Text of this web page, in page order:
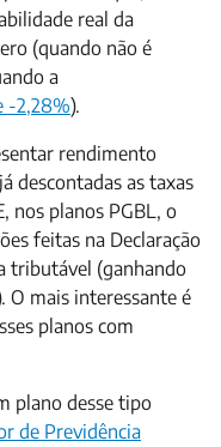
real da
(quando não é
a
-2,28%).
rendimento
descontadas as taxas
nos planos PGBL, o
feitas na Declaração
tributável (ganhando
O mais interessante é
planos com
plano desse tipo
de Previdência